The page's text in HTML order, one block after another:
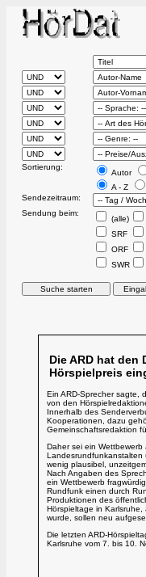
Sortierung:
Autor
A - Z
Sendezeitraum:
Sendung beim:
(alle)
SRF
ORF
SWR
Die ARD hat den
Hörspielpreis
Ein ARD-Sprecher sagte,
von den
Innerhalb des
Kooperationen, dazu
Gemeinschaftsredaktion
Daher sei ein
Landesrundfunkanstalten
wenig plausibel,
Nach Angaben des
ein Wettbewerb
Rundfunk einen durch
Produktionen des
Hörspieltage in
wurde, sollen neu
Die letzten ARD-
Karlsruhe vom 7. bis 10.